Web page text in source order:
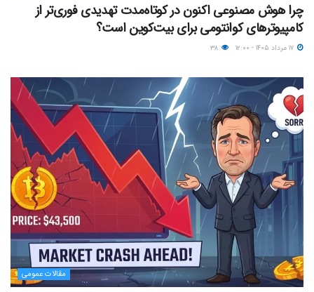
چرا هوش مصنوعی اکنون در کوتاه‌مدت تهدیدی فوری‌تر از
کامپیوترهای کوانتومی برای بیت‌کوین است؟
مقالات عمومی